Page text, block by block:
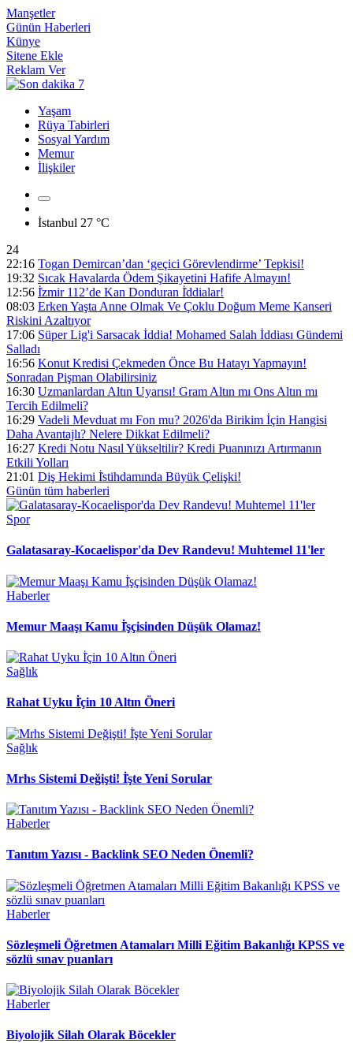
Manşetler
Günün Haberleri
Künye
Sitene Ekle
Reklam Ver
Yaşam
Rüya Tabirleri
Sosyal Yardım
Memur
İlişkiler
İstanbul 27 °C
24
22:16 Togan Demircan’dan ‘geçici Görevlendirme’ Tepkisi!
19:32 Sıcak Havalarda Ödem Şikayetini Hafife Almayın!
12:56 İ̇zmir 112’de Kan Donduran İ̇ddialar!
08:03 Erken Yaşta Anne Olmak Ve Çoklu Doğum Meme Kanseri
Riskini Azaltıyor
17:06 Süper Lig'i Sarsacak İddia! Mohamed Salah İddiası Gündemi
Salladı
16:56 Konut Kredisi Çekmeden Önce Bu Hatayı Yapmayın!
Sonradan Pişman Olabilirsiniz
16:30 Uzmanlardan Altın Uyarısı! Gram Altın mı Ons Altın mı
Tercih Edilmeli?
16:29 Vadeli Mevduat mı Fon mu? 2026'da Birikim İçin Hangisi
Daha Avantajlı? Nelere Dikkat Edilmeli?
16:27 Kredi Notu Nasıl Yükseltilir? Kredi Puanınızı Artırmanın
Etkili Yolları
21:01 Diş Hekimi İ̇stihdamında Büyük Çelişki!
Günün tüm haberleri
Spor
Galatasaray-Kocaelispor'da Dev Randevu! Muhtemel 11'ler
Haberler
Memur Maaşı Kamu İ̇şçisinden Düşük Olamaz!
Sağlık
Rahat Uyku İ̇çin 10 Altın Öneri
Sağlık
Mrhs Sistemi Değişti! İ̇şte Yeni Sorular
Haberler
Tanıtım Yazısı - Backlink SEO Neden Önemli?
Haberler
Sözleşmeli Öğretmen Atamaları Milli Eğitim Bakanlığı KPSS ve
sözlü sınav puanları
Haberler
Biyolojik Silah Olarak Böcekler